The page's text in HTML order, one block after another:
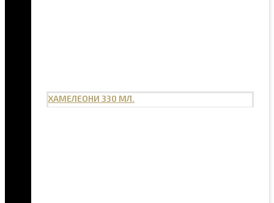
ХАМЕЛЕОНИ 330 МЛ.